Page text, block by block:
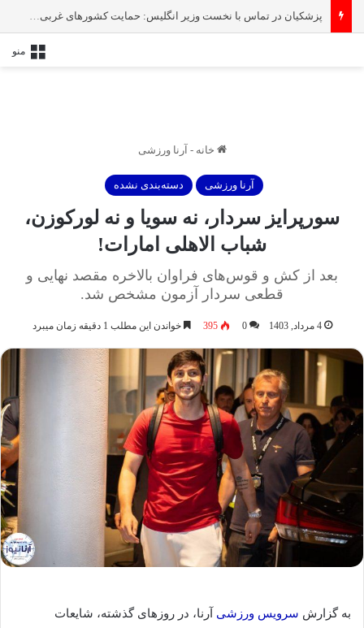
پزشکیان در تماس با نخست‌ وزیر انگلیس: حمایت کشور‌های غربی از رژیم صهیونیستی امنیت منطقه و جهان را به خطر انداخته است
منو
خانه - آرنا ورزشی
آرنا ورزشی دسته‌بندی نشده
سورپرایز سردار، نه سویا و نه لورکوزن،
شباب الاهلی امارات!
بعد از کش و قوس‌های فراوان بالاخره مقصد نهایی و
قطعی سردار آزمون مشخص شد.
4 مرداد, 1403 0
395 خواندن این مطلب 1 دقیقه زمان میبرد
به گزارش سرویس ورزشی آرنا، در روزهای گذشته، شایعات